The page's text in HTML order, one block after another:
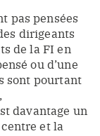
pas pensées
dirigeants
de la FI en
ou d’une
sont pourtant
davantage un
et la